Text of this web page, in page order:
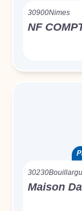
30900Nimes
NF
30230
Maison